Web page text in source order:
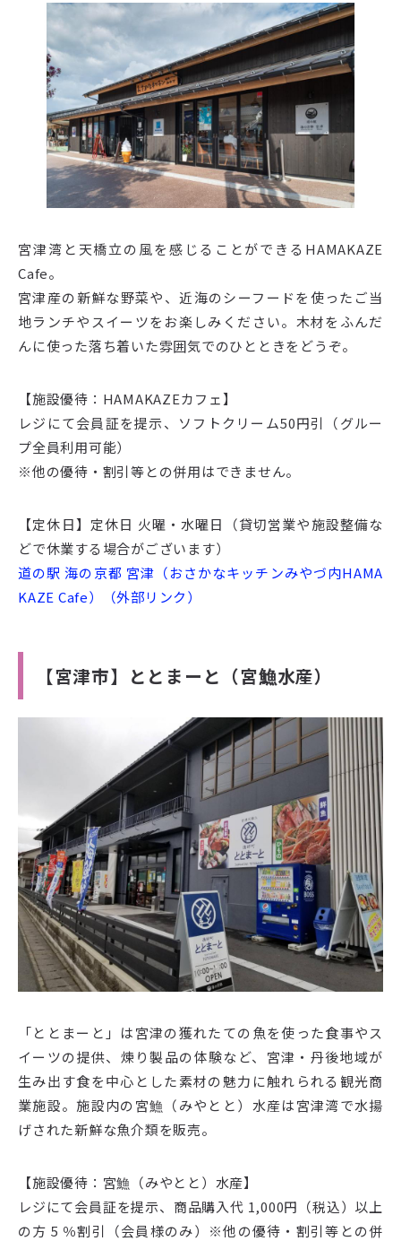
宮津湾と天橋立の風を感じることができるHAMAKAZE
Cafe。
宮津産の新鮮な野菜や、近海のシーフードを使ったご当
地ランチやスイーツをお楽しみください。木材をふんだ
んに使った落ち着いた雰囲気でのひとときをどうぞ。
【施設優待：HAMAKAZEカフェ】
レジにて会員証を提示、ソフトクリーム50円引（グルー
プ全員利用可能）
※他の優待・割引等との併用はできません。
【定休日】定休日 火曜・水曜日（貸切営業や施設整備な
どで休業する場合がございます）
道の駅 海の京都 宮津（おさかなキッチンみやづ内HAMA
KAZE Cafe）（外部リンク）
【宮津市】ととまーと（宮䲆水産）
「ととまーと」は宮津の獲れたての魚を使った食事やス
イーツの提供、煉り製品の体験など、宮津・丹後地域が
生み出す食を中心とした素材の魅力に触れられる観光商
業施設。施設内の宮䲆（みやとと）水産は宮津湾で水揚
げされた新鮮な魚介類を販売。
【施設優待：宮䲆（みやとと）水産】
レジにて会員証を提示、商品購入代 1,000円（税込）以上
の方 5 ％割引（会員様のみ）※他の優待・割引等との併